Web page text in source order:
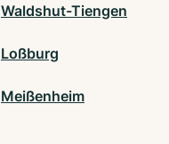
Waldshut-Tiengen
Loßburg
Meißenheim